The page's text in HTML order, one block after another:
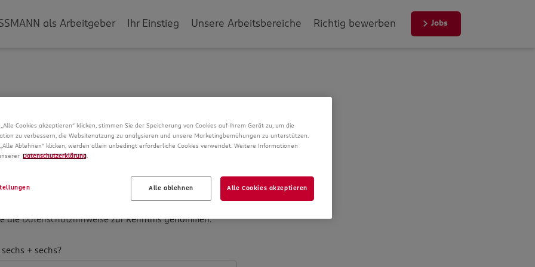
als Arbeitgeber Ihr Einstieg Unsere Arbeitsbereiche Richtig bewerben Jobs
wir Daten von Ihnen. In unseren
die Datenspeicherung und Ihre Rechte, bevor Sie mit
dieDatenschutzhinweisezur Kenntnis genommen.
+ sechs?
Cookies akzeptieren“ klicken, stimmen Sie der Speicherung von Cookies auf Ihrem Gerät zu, um die
zu verbessern, die Websitenutzung zu analysieren und unsere Marketingbemühungen zu unterstützen.
Ablehnen“ klicken, werden allein unbedingt erforderliche Cookies verwendet. Weitere Informationen
Datenschutzerklärung.
Alle ablehnen Alle Cookies akzeptieren